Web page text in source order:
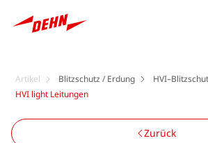
Artikel Blitzschutz / Erdung
HVI light Leitungen
Zurück